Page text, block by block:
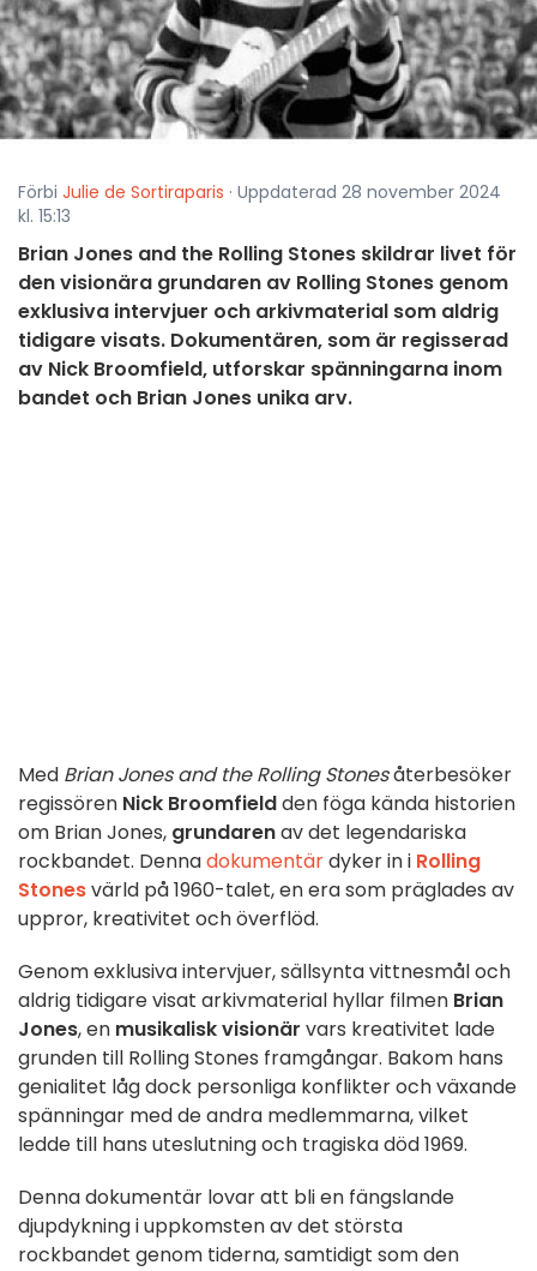
Förbi Julie de Sortiraparis · Uppdaterad 28 november 2024
kl. 15:13
Brian Jones and the Rolling Stones skildrar livet för
den visionära grundaren av Rolling Stones genom
exklusiva intervjuer och arkivmaterial som aldrig
tidigare visats. Dokumentären, som är regisserad
av Nick Broomfield, utforskar spänningarna inom
bandet och Brian Jones unika arv.
Med Brian Jones and the Rolling Stonesåterbesöker
regissören Nick Broomfieldden föga kända historien
om Brian Jones, grundarenav det legendariska
rockbandet. Dennadokumentärdyker in i Rolling
Stonesvärld på 1960-talet, en era som präglades av
uppror, kreativitet och överflöd.
Genom exklusiva intervjuer, sällsynta vittnesmål och
aldrig tidigare visat arkivmaterial hyllar filmen Brian
Jones, en musikalisk visionär vars kreativitet lade
grunden till Rolling Stones framgångar. Bakom hans
genialitet låg dock personliga konflikter och växande
spänningar med de andra medlemmarna, vilket
ledde till hans uteslutning och tragiska död 1969.
Denna dokumentär lovar att bli en fängslande
djupdykning i uppkomsten av det största
rockbandet genom tiderna, samtidigt som den